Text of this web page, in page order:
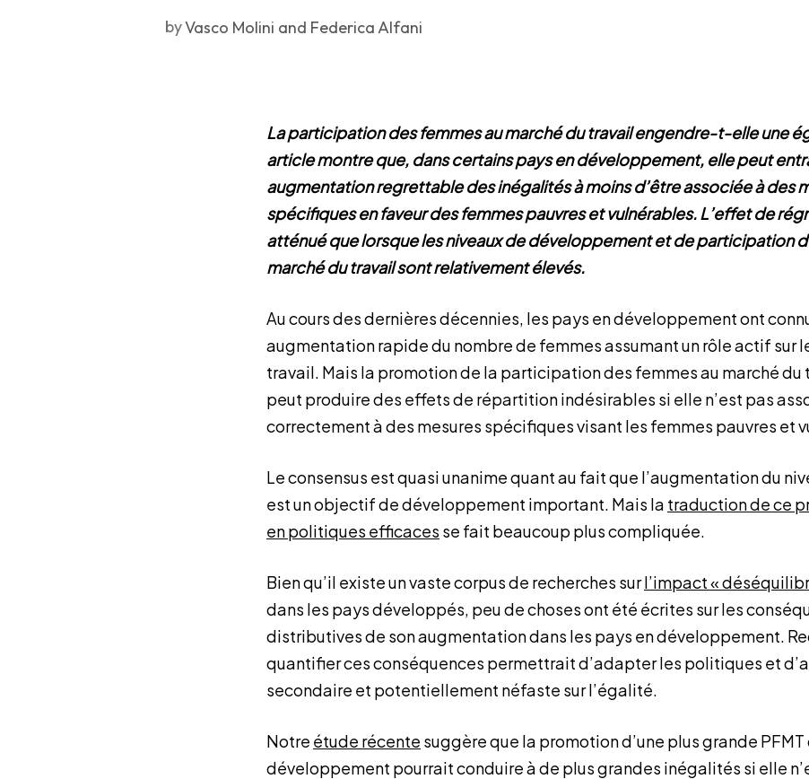
byVasco Molini and Federica Alfani
La participation des femmes au marché du travail engendre-t-elle une
article montre que, dans certains pays en développement, elle peut
augmentation regrettable des inégalités à moins d’être associée à des
spécifiques en faveur des femmes pauvres et vulnérables. L’effet de
atténué que lorsque les niveaux de développement et de participation
marché du travail sont relativement élevés.
Au cours des dernières décennies, les pays en développement ont
augmentation rapide du nombre de femmes assumant un rôle actif sur
travail. Mais la promotion de la participation des femmes au marché du
peut produire des effets de répartition indésirables si elle n’est pas
correctement à des mesures spécifiques visant les femmes pauvres et
Le consensus est quasi unanime quant au fait que l’augmentation du
est un objectif de développement important. Mais la traduction de ce
en politiques efficaces se fait beaucoup plus compliquée.
Bien qu’il existe un vaste corpus de recherches surl’impact «
dans les pays développés, peu de choses ont été écrites sur les
distributives de son augmentation dans les pays en développement.
quantifier ces conséquences permettrait d’adapter les politiques et
secondaire et potentiellement néfaste sur l’égalité.
Notre étude récente suggère que la promotion d’une plus grande
développement pourrait conduire à de plus grandes inégalités si elle